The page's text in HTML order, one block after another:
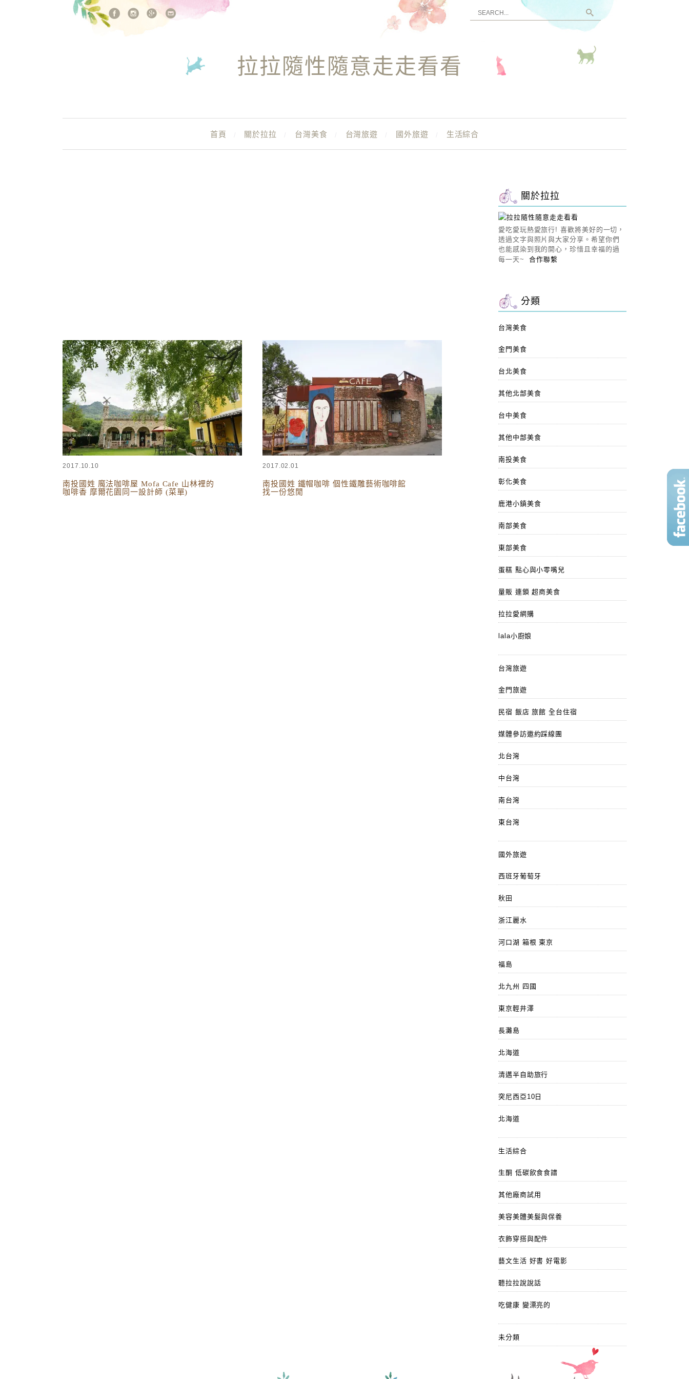
站內搜尋
拉拉隨性隨意走走看看
首頁 關於拉拉 台灣美食 台灣旅遊 國外旅遊 生活綜合
2017.10.10
南投國姓 魔法咖啡屋 Mofa Cafe 山林裡的
咖啡香 摩爾花園同一設計師 (菜單)
2017.02.01
南投國姓 鐵帽咖啡 個性鐵雕藝術咖啡館
找一份悠閒
關於拉拉
愛吃愛玩熱愛旅行! 喜歡將美好的一切，
透過文字與照片與大家分享。希望你們
也能感染到我的開心，珍惜且幸福的過
每一天~合作聯繫
分類
台灣美食
金門美食
台北美食
其他北部美食
台中美食
其他中部美食
南投美食
彰化美食
鹿港小鎮美食
南部美食
東部美食
蛋糕 點心與小零嘴兒
量販 連鎖 超商美食
拉拉愛網購
lala小廚娘
台灣旅遊
金門旅遊
民宿 飯店 旅館 全台住宿
媒體參訪邀約踩線團
北台灣
中台灣
南台灣
東台灣
國外旅遊
西班牙葡萄牙
秋田
浙江麗水
河口湖 箱根 東京
福島
北九州 四國
東京輕井澤
長灘島
北海道
清邁半自助旅行
突尼西亞10日
北海道
生活綜合
生酮 低碳飲食食譜
其他廠商試用
美容美體美髮與保養
衣飾穿搭與配件
藝文生活 好書 好電影
聽拉拉說說話
吃健康 變漂亮的
未分類